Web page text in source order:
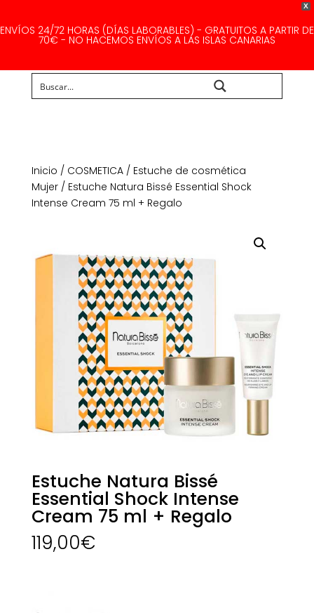
X
ENVÍOS 24/72 HORAS (DÍAS LABORABLES) - GRATUITOS A PARTIR DE
70€ - NO HACEMOS ENVÍOS A LAS ISLAS CANARIAS
Inicio / COSMETICA/ Estuche de cosmética
Mujer/ Estuche Natura Bissé Essential Shock
Intense Cream 75 ml + Regalo
Estuche Natura Bissé
Essential Shock Intense
Cream 75 ml + Regalo
119,00€